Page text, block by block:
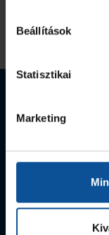
Beállítások
Statisztikai
Marketing